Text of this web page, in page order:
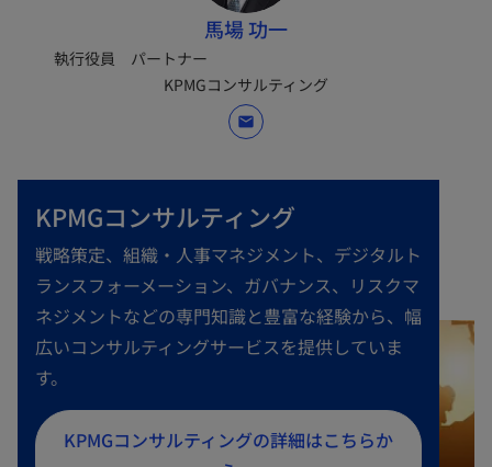
馬場 功一
執行役員 パートナー
KPMGコンサルティング
mail
KPMGコンサルティング
戦略策定、組織・人事マネジメント、デジタルト
ランスフォーメーション、ガバナンス、リスクマ
ネジメントなどの専門知識と豊富な経験から、幅
広いコンサルティングサービスを提供していま
す。
KPMGコンサルティングの詳細はこちらか
新